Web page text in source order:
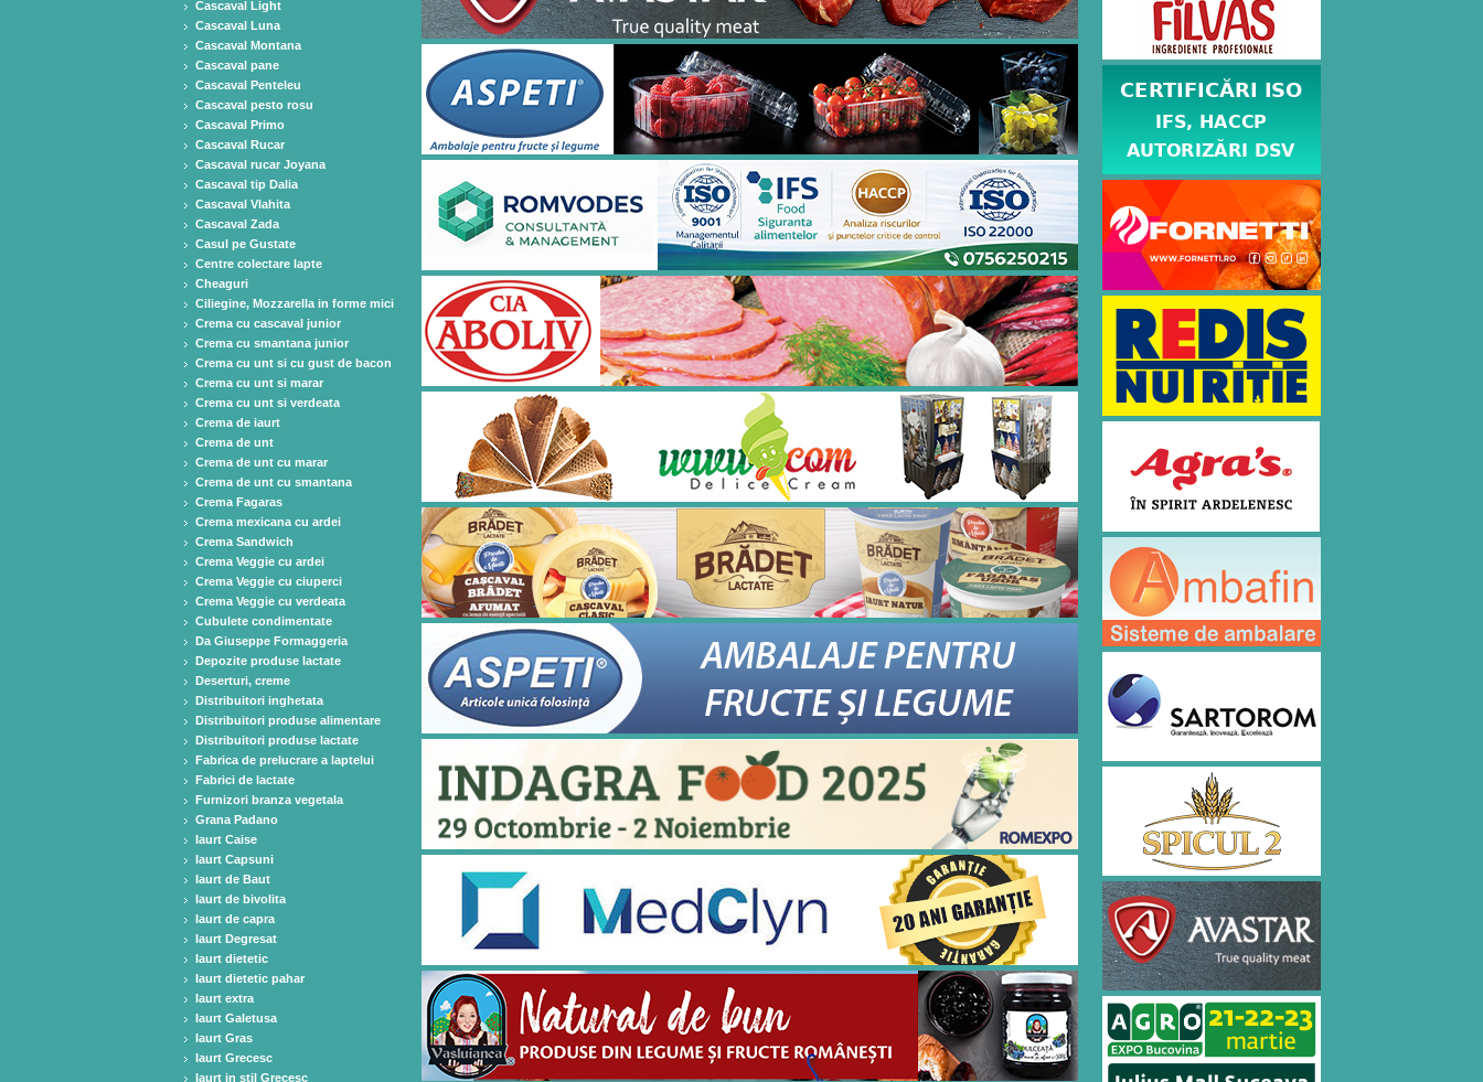
Cascaval Light
Cascaval Luna
Cascaval Montana
Cascaval pane
Cascaval Penteleu
Cascaval pesto rosu
Cascaval Primo
Cascaval Rucar
Cascaval rucar Joyana
Cascaval tip Dalia
Cascaval Vlahita
Cascaval Zada
Casul pe Gustate
Centre colectare lapte
Cheaguri
Ciliegine, Mozzarella in forme mici
Crema cu cascaval junior
Crema cu smantana junior
Crema cu unt si cu gust de bacon
Crema cu unt si marar
Crema cu unt si verdeata
Crema de iaurt
Crema de unt
Crema de unt cu marar
Crema de unt cu smantana
Crema Fagaras
Crema mexicana cu ardei
Crema Sandwich
Crema Veggie cu ardei
Crema Veggie cu ciuperci
Crema Veggie cu verdeata
Cubulete condimentate
Da Giuseppe Formaggeria
Depozite produse lactate
Deserturi, creme
Distribuitori inghetata
Distribuitori produse alimentare
Distribuitori produse lactate
Fabrica de prelucrare a laptelui
Fabrici de lactate
Furnizori branza vegetala
Grana Padano
Iaurt Caise
Iaurt Capsuni
Iaurt de Baut
Iaurt de bivolita
Iaurt de capra
Iaurt Degresat
Iaurt dietetic
Iaurt dietetic pahar
Iaurt extra
Iaurt Galetusa
Iaurt Gras
Iaurt Grecesc
Iaurt in stil Grecesc